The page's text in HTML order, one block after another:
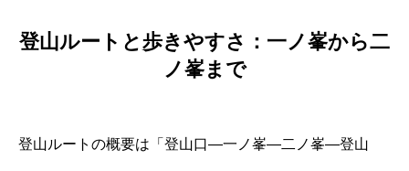
登山ルートと歩きやすさ：一ノ峯から二
ノ峯まで
登山ルートの概要は「登山口―一ノ峯―二ノ峯―登山